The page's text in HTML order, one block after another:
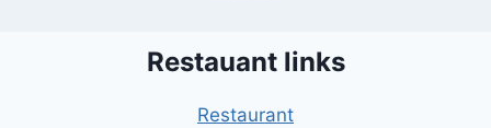
Restauant links
Restaurant